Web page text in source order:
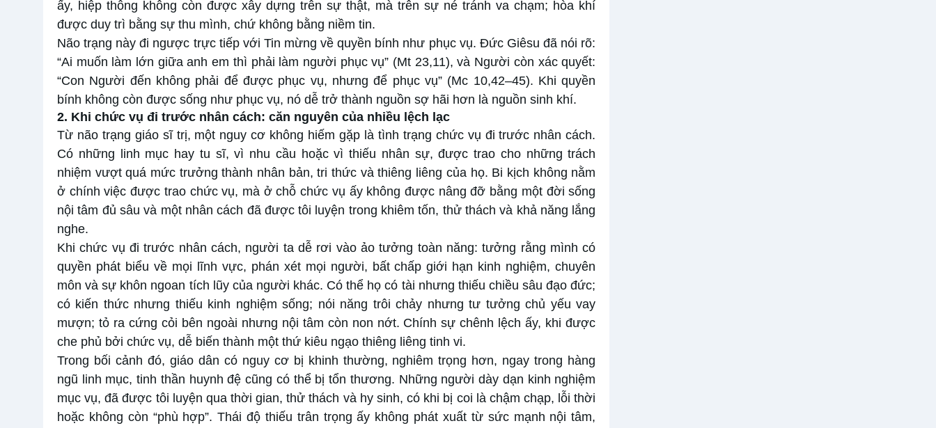
ấy, hiệp thông không còn được xây dựng trên sự thật, mà trên sự né tránh va chạm; hòa khí
được duy trì bằng sự thu mình, chứ không bằng niềm tin.
Não trạng này đi ngược trực tiếp với Tin mừng về quyền bính như phục vụ. Đức Giêsu đã nói rõ:
“Ai muốn làm lớn giữa anh em thì phải làm người phục vụ” (Mt 23,11), và Người còn xác quyết:
“Con Người đến không phải để được phục vụ, nhưng để phục vụ” (Mc 10,42–45). Khi quyền
bính không còn được sống như phục vụ, nó dễ trở thành nguồn sợ hãi hơn là nguồn sinh khí.
2. Khi chức vụ đi trước nhân cách: căn nguyên của nhiều lệch lạc
Từ não trạng giáo sĩ trị, một nguy cơ không hiếm gặp là tình trạng chức vụ đi trước nhân cách.
Có những linh mục hay tu sĩ, vì nhu cầu hoặc vì thiếu nhân sự, được trao cho những trách
nhiệm vượt quá mức trưởng thành nhân bản, tri thức và thiêng liêng của họ. Bi kịch không nằm
ở chính việc được trao chức vụ, mà ở chỗ chức vụ ấy không được nâng đỡ bằng một đời sống
nội tâm đủ sâu và một nhân cách đã được tôi luyện trong khiêm tốn, thử thách và khả năng lắng
nghe.
Khi chức vụ đi trước nhân cách, người ta dễ rơi vào ảo tưởng toàn năng: tưởng rằng mình có
quyền phát biểu về mọi lĩnh vực, phán xét mọi người, bất chấp giới hạn kinh nghiệm, chuyên
môn và sự khôn ngoan tích lũy của người khác. Có thể họ có tài nhưng thiếu chiều sâu đạo đức;
có kiến thức nhưng thiếu kinh nghiệm sống; nói năng trôi chảy nhưng tư tưởng chủ yếu vay
mượn; tỏ ra cứng cỏi bên ngoài nhưng nội tâm còn non nớt. Chính sự chênh lệch ấy, khi được
che phủ bởi chức vụ, dễ biến thành một thứ kiêu ngạo thiêng liêng tinh vi.
Trong bối cảnh đó, giáo dân có nguy cơ bị khinh thường, nghiêm trọng hơn, ngay trong hàng
ngũ linh mục, tinh thần huynh đệ cũng có thể bị tổn thương. Những người dày dạn kinh nghiệm
mục vụ, đã được tôi luyện qua thời gian, thử thách và hy sinh, có khi bị coi là chậm chạp, lỗi thời
hoặc không còn “phù hợp”. Thái độ thiếu trân trọng ấy không phát xuất từ sức mạnh nội tâm,